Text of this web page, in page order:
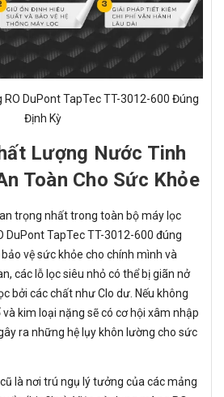
RO DuPont TapTec TT-3012-600 Đúng
Định Kỳ
Lượng Nước Tinh
Toàn Cho Sức Khỏe
trọng nhất trong toàn bộ máy lọc
DuPont TapTec TT-3012-600 đúng
vệ sức khỏe cho chính mình và
các lỗ lọc siêu nhỏ có thể bị giãn nở
bởi các chất như Clo dư. Nếu không
kim loại nặng sẽ có cơ hội xâm nhập
ra những hệ lụy khôn lường cho sức
là nơi trú ngụ lý tưởng của các mảng